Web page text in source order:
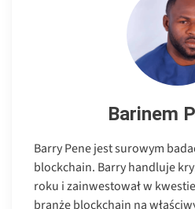
Barinem
Barry Pene jest surowym
blockchain. Barry handluje
roku i zainwestował w
branżę blockchain na